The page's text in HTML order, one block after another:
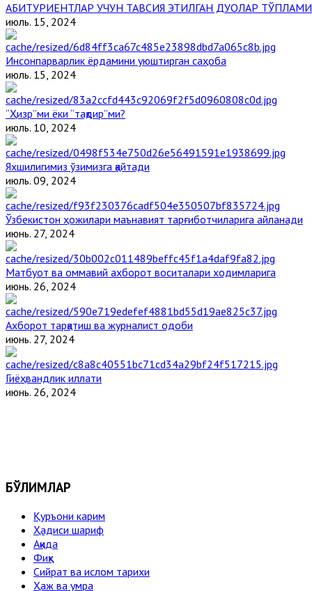
АБИТУРИЕНТЛАР УЧУН ТАВСИЯ ЭТИЛГАН ДУОЛАР ТЎПЛАМИ
июль. 15, 2024
Инсонпарварлик ёрдамини уюштирган саҳоба
июль. 15, 2024
“Ҳизр”ми ёки “тақдир”ми?
июль. 10, 2024
Яхшилигимиз ўзимизга қайтади
июль. 09, 2024
Ўзбекистон ҳожилари маънавият тарғиботчиларига айланади
июнь. 27, 2024
Матбуот ва оммавий ахборот воситалари ходимларига
июнь. 26, 2024
Ахборот тарқатиш ва журналист одоби
июнь. 27, 2024
Гиёҳвандлик иллати
июнь. 26, 2024
БЎЛИМЛАР
Қуръони карим
Ҳадиси шариф
Ақида
Фиқҳ
Сийрат ва ислом тарихи
Ҳаж ва умра